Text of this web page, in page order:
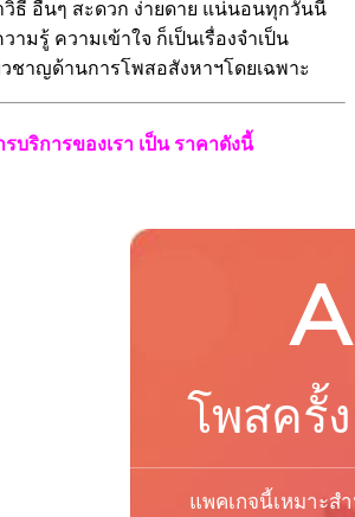
วิธี อื่นๆ สะดวก ง่ายดาย แน่นอนทุกวันนี้
ามรู้ ความเข้าใจ ก็เป็นเรื่องจำเป็น
วชาญด้านการโพสอสังหาฯโดยเฉพาะ
บริการของเรา เป็น ราคาดังนี้
A
โพสครั้
แพคเกจนี้เหมาะส